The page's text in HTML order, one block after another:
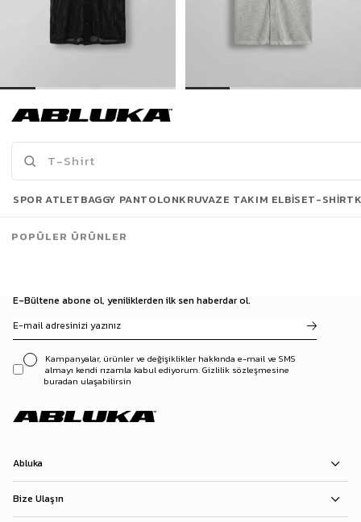
399,00 TL
739,90 TL
Son Bakılanlar
E-Bültene abone ol, yeniliklerden ilk sen haberdar ol.
Kampanyalar, ürünler ve değişiklikler hakkında e-mail ve SMS
almayı kendi rızamla kabul ediyorum. Gizlilik sözleşmesine
buradan ulaşabilirsin
Abluka
Bize Ulaşın
SPOR ATLETBAGGY PANTOLONKRUVAZE TAKIM ELBISET-SHIRT
POPÜLER ÜRÜNLER